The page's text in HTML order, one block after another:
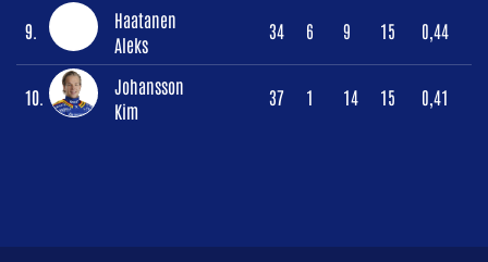
9.
Haatanen
Aleks
34 6 9 15 0,44
10.
Johansson
Kim
37 1 14 15 0,41